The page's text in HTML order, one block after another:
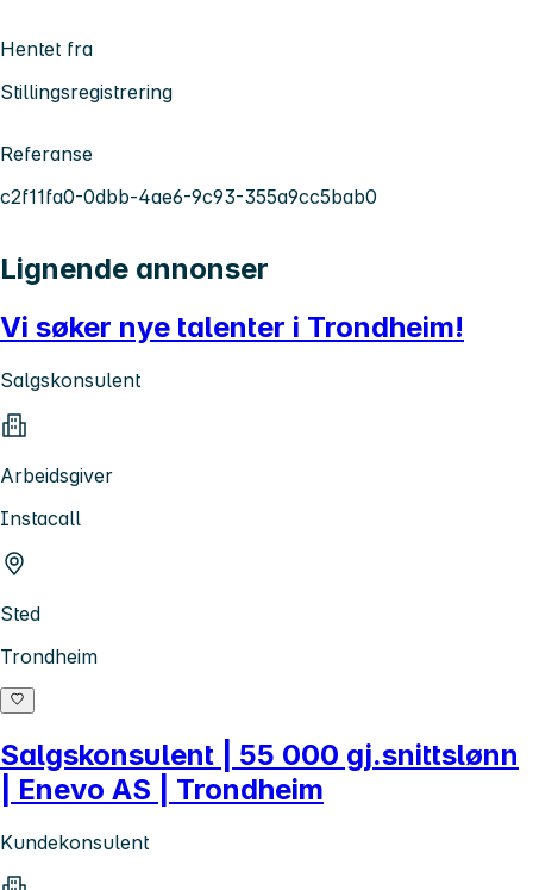
Hentet fra
Stillingsregistrering
Referanse
c2f11fa0-0dbb-4ae6-9c93-355a9cc5bab0
Lignende annonser
Vi søker nye talenter i Trondheim!
Salgskonsulent
Arbeidsgiver
Instacall
Sted
Trondheim
Salgskonsulent | 55 000 gj.snittslønn
| Enevo AS | Trondheim
Kundekonsulent